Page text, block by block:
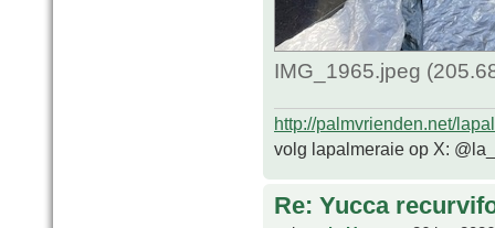
IMG_1965.jpeg
http://palmvrienden.net/
volg lapalmeraie op X:
Re: Yucca